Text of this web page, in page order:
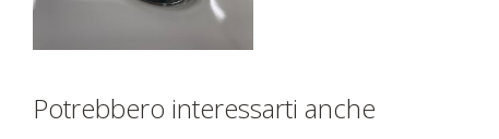
Potrebbero interessarti anche